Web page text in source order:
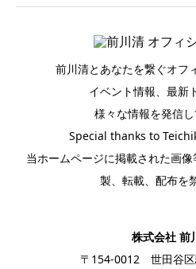
前川清とあなたを繋ぐオフ
イベント情報、最新
様々な情報を発信し
Special thanks to
当ホームページに掲載された画
製、転載、配布を
株式会社 前
〒154-0012 世田谷